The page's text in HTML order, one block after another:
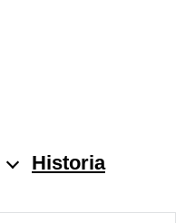
Historia